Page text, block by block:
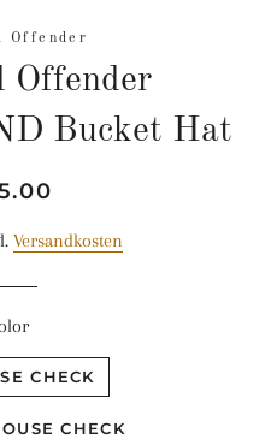
Offender
Offender
Bucket Hat
Versandkosten
CHECK
CHECK